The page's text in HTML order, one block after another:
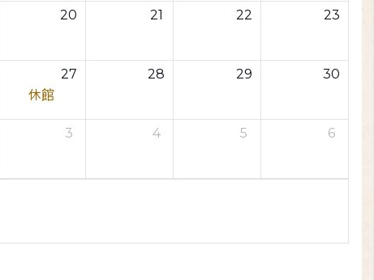
20 21 22 23
27
休館
28 29 30
3 4 5 6